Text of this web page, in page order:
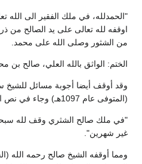
"الحمدلله، في ملك الفقير الى الله
اوقفه لله تعالى على يد الصالح من
من الشثور وصلى الله على محمد.
الختم: الواثق بالله العلي، صالح بن
وقد أوقف أيضا أجوبة مسائل
(المتوفى عام 1097هـ) وجاء في نص الوقفية:
"في ملك صالح الشثري وقف لله
غير شهرين".
ومما أوقفه الشيخ صالح رحمه الله